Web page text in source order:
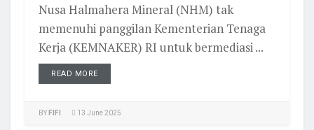
Nusa Halmahera Mineral (NHM) tak
memenuhi panggilan Kementerian Tenaga
Kerja (KEMNAKER) RI untuk bermediasi ...
READ MORE
BY FIFI 13 June 2025